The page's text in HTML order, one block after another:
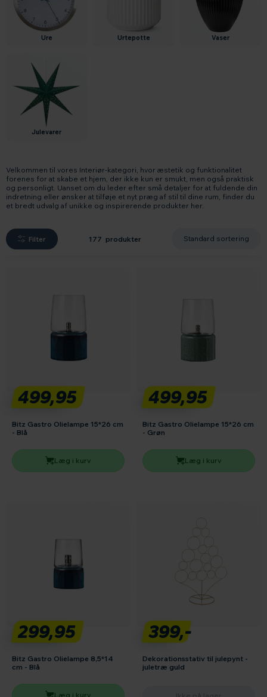
ure urtepotte vaser
julevarer
Velkommen til vores Interiør-kategori, hvor æstetik og funktionalitet
forenes for at skabe et hjem, der ikke kun er smukt, men også praktisk
og personligt. Uanset om du leder efter små detaljer for at fuldende din
indretning eller ønsker at tilføje et nyt præg af stil til dine rum, finder du
et bredt udvalg af unikke og inspirerende produkter her.
Filter 177 produkter
499,95
Bitz Gastro Olielampe 15*26 cm
- Blå
Læg i kurv
499,95
Bitz Gastro Olielampe 15*26 cm
- Grøn
Læg i kurv
299,95
Bitz Gastro Olielampe 8,5*14
cm - Blå
Læg i kurv
399,-
Dekorationsstativ til julepynt -
juletræ guld